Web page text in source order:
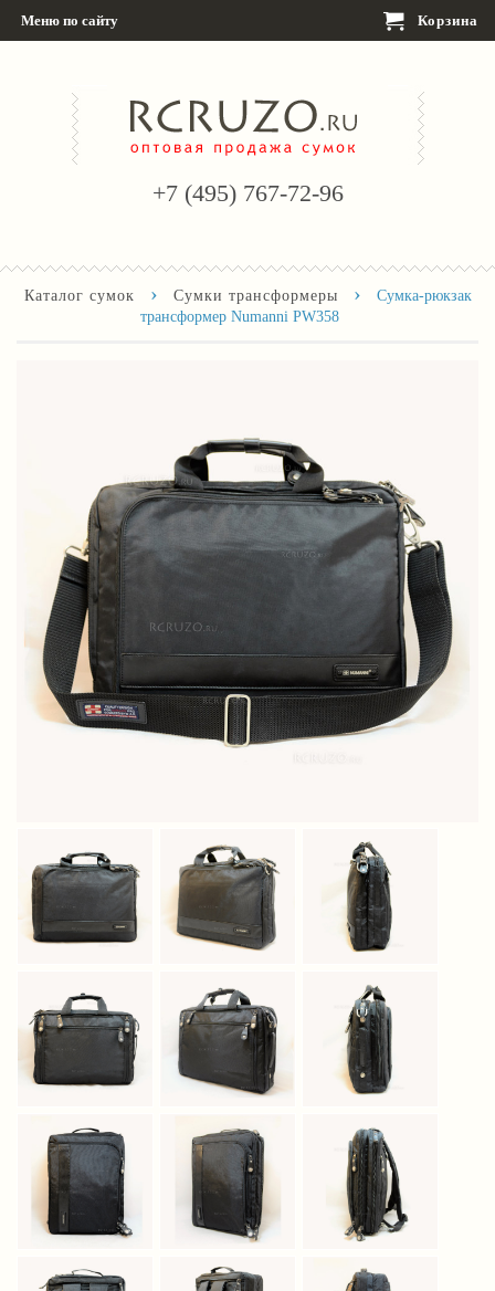
Меню по сайту Корзина
+7 (495) 767-72-96
Каталог сумок › Сумки трансформеры ›
Сумка-рюкзак
трансформер Numanni PW358